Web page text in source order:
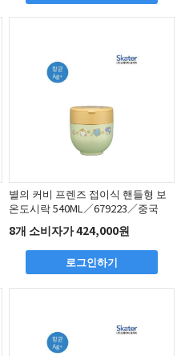
별의 커비 프렌즈 접이식 핸들형 보
온도시락 540ML／679223／중국
8개 소비자가 424,000원
로그인하기